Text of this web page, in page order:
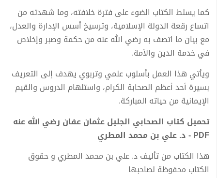
كما يسلط الكتاب الضوء على فترة خلافته، وما شهدته من
اتساع رقعة الدولة الإسلامية، وترسيخ أسس الإدارة والعدل،
مع بيان ما اتصف به رضي الله عنه من حكمة وصبر وإخلاص
في خدمة الدين والأمة.
ويأتي هذا العمل بأسلوب علمي وتربوي يهدف إلى التعريف
بسيرة أحد أعظم الصحابة الكرام، واستلهام الدروس والقيم
الإيمانية من حياته المباركة.
تحميل كتاب الصحابي الجليل عثمان عفان رضي الله عنه
PDF - د. علي بن محمد المطري
هذا الكتاب من تأليف د. علي بن محمد المطري و حقوق
الكتاب محفوظة لصاحبها